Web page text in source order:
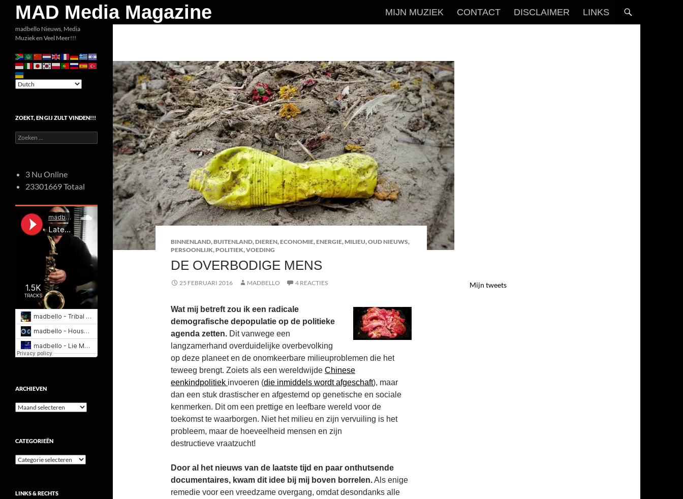
inhoud
MAD Media Magazine
Zoeken
MIJN MUZIEK CONTACT DISCLAIMER LINKS
BINNENLAND,BUITENLAND,DIEREN,ECONOMIE,ENERGIE,MILIEU,OUD NIEUWS,
PERSOONLIJK,POLITIEK,VOEDING
DE OVERBODIGE MENS
25 FEBRUARI 2016 MADBELLO 4 REACTIES
Wat mij betreft zou ik een radicale
demografische depopulatie op de politieke
agenda zetten. Dit vanwege een
langzamerhand overduidelijke overbevolking
op deze planeet en de onomkeerbare milieuproblemen die het
teweeg brengt. Zoiets als een wereldwijde Chinese
eenkindpolitiek invoeren (die inmiddels wordt afgeschaft), maar
dan een stuk drastischer en afgestemd op genetische en sociale
kenmerken. Dit om een prettige en leefbare wereld voor de
toekomst te waarborgen. Niet het milieu en zijn vervuiling is het
probleem, maar de hoeveelheid mensen en zijn
destructieve vraatzucht!
Door al het nieuws van de laatste tijd en paar onthutsende
documentaires, kwam dit idee bij mij boven borrelen.Als enige
remedie voor een vreedzame overgang, omdat desondanks alle
Mijn tweets
madbello Nieuws, Media
Muziek en Veel Meer!!!
ZOEKT, EN GIJ ZULT VINDEN!!!
Zoeken
naar:
3 Nu Online
23301669 Totaal
ARCHIEVEN
Archieven
CATEGORIEËN
Categorieën
LINKS & RECHTS